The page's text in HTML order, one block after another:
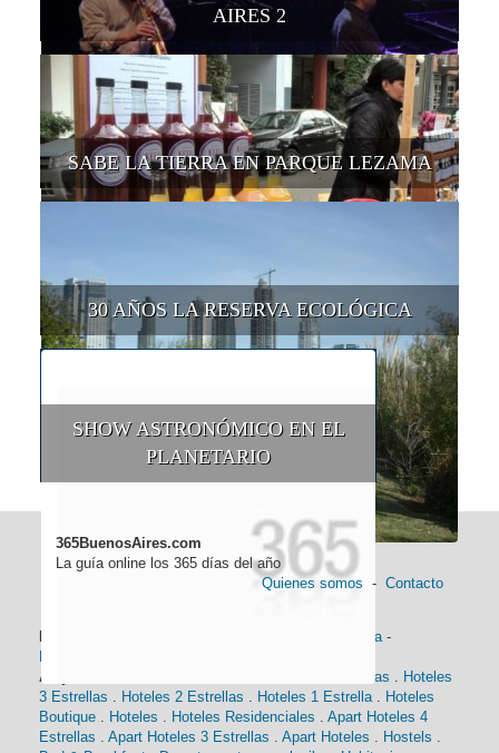
AIRES 2
SABE LA TIERRA EN PARQUE LEZAMA
30 AÑOS LA RESERVA ECOLÓGICA
SHOW ASTRONÓMICO EN EL
PLANETARIO
365BuenosAires.com
La guía online los 365 días del año
Quienes somos - Contacto
Historia -
Alojamiento:
Hoteles 4 Estrellas
Hoteles
3 Estrellas
Hoteles 2 Estrellas Hoteles 1 Estrella
Hoteles
Boutique
Hoteles Hoteles Residenciales
Apart Hoteles 4
Estrellas
Apart Hoteles 3 Estrellas Apart Hoteles Hostels